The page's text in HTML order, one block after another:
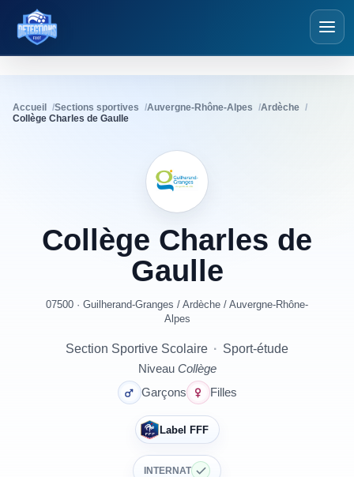
Détections Foot
Accueil Sections sportives Auvergne-Rhône-Alpes
Ardèche
Collège Charles de Gaulle
Collège Charles de
Gaulle
07500 · Guilherand-Granges / Ardèche / Auvergne-Rhône-
Alpes
Section Sportive Scolaire · Sport-étude
Niveau Collège
Garçons
Filles
Label FFF
INTERNAT